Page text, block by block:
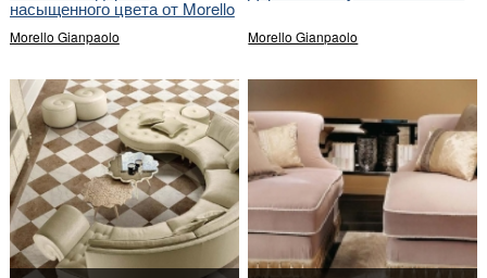
насыщенного цвета от Morello
Gian Paolo.
Morello Gianpaolo Morello Gianpaolo